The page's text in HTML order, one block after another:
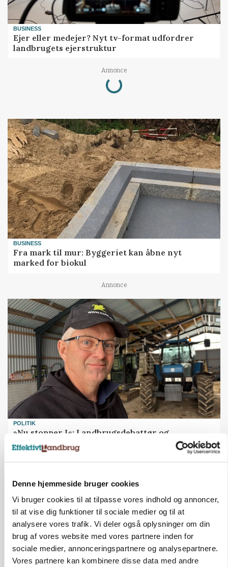
Denne hjemmeside bruger cookies
Vi bruger cookies til at tilpasse vores indhold og annoncer,
til at vise dig funktioner til sociale medier og til at
analysere vores trafik. Vi deler også oplysninger om din
brug af vores website med vores partnere inden for
sociale medier, annonceringspartnere og analysepartnere.
Vores partnere kan kombinere disse data med andre
BUSINESS
Ejer eller medejer? Nyt tv-format udfordrer
landbrugets ejerstruktur
Annonce
Loading...
BUSINESS
Fra mark til mur: Byggeriet kan åbne nyt
marked for biokul
Annonce
POLITIK
»Nu stopper I«: Landbrugsdebattør og
protestgruppe vil demonstrere mod ny
gødskningslov
POLITIK
Folketinget behandler ny gødskningslov: Sådan
kan den ændre din bedrift fra 2027
Annonce
Loading...